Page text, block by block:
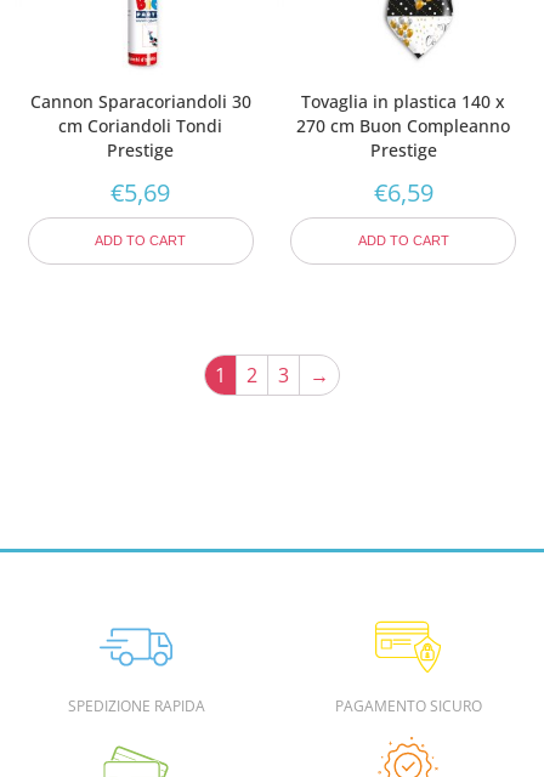
Cannon Sparacoriandoli 30
cm Coriandoli Tondi
Prestige
€5,69
ADD TO CART
Tovaglia in plastica 140 x
270 cm Buon Compleanno
Prestige
€6,59
ADD TO CART
1 2 3 →
SPEDIZIONE RAPIDA PAGAMENTO SICURO